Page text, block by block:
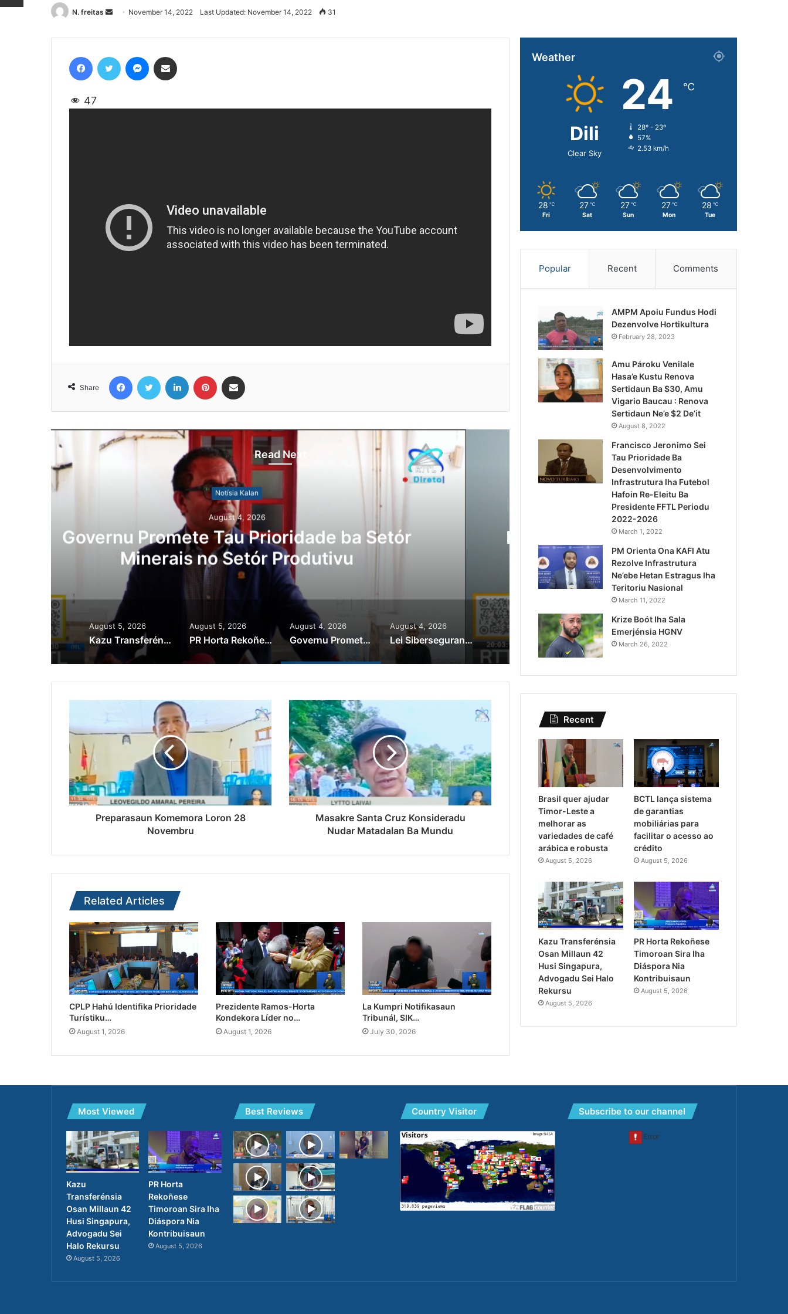
N. freitas
Send
email
November 14, 2022 Last Updated: November 14, 2022 31
47
Share
Read Next
August 4, 2026
Lei Siberseguransa Ajuda Autoridade Polisiál
Kaptura Autór Kriminozu ho Paradeiru Iha
Estranjeiru
Kazu Transferénsia
Singapura, Advogadu
August 5, 2026
Kazu Transferénsia Osan Millaun 42 Husi Singapura, Advogadu Sei Halo Rekursu
August 5, 2026
PR Horta Rekoñese Timoroan Sira Iha Diáspora Nia Kontribuisaun
August 4, 2026
Governu Promete Tau Prioridade ba Setór Minerais no Setór Produtivu
August 4, 2026
Lei Siberseguransa Ajuda Autoridade Polisiál Kaptura Autór Kriminozu ho Paradeiru Iha Estranjeiru
Preparasaun Komemora Loron 28
Novembru
Masakre Santa Cruz Konsideradu
Nudar Matadalan Ba Mundu
Related Articles
CPLP Hahú Identifika Prioridade
Turístiku…
August 1, 2026
Prezidente Ramos-Horta
Kondekora Líder no…
August 1, 2026
La Kumpri Notifikasaun
Tribunál, SIK…
July 30, 2026
Weather
Dili
Clear Sky
24 ℃
28º - 23º
57%
2.53 km/h
28 ℃
Fri
27 ℃
Sat
27 ℃
Sun
27 ℃
Mon
28 ℃
Tue
Popular Recent Comments
AMPM Apoiu Fundus Hodi
Dezenvolve Hortikultura
February 28, 2023
Amu Pároku Venilale
Hasa’e Kustu Renova
Sertidaun Ba $30, Amu
Vigario Baucau : Renova
Sertidaun Ne’e $2 De’it
August 8, 2022
Francisco Jeronimo Sei
Tau Prioridade Ba
Desenvolvimento
Infrastrutura Iha Futebol
Hafoin Re-Eleitu Ba
Presidente FFTL Periodu
2022-2026
March 1, 2022
PM Orienta Ona KAFI Atu
Rezolve Infrastrutura
Ne’ebe Hetan Estragus Iha
Teritoriu Nasional
March 11, 2022
Krize Boót Iha Sala
Emerjénsia HGNV
March 26, 2022
Recent
Brasil quer ajudar
Timor-Leste a
melhorar as
variedades de café
arábica e robusta
August 5, 2026
BCTL lança sistema
de garantias
mobiliárias para
facilitar o acesso ao
crédito
August 5, 2026
Kazu Transferénsia
Osan Millaun 42
Husi Singapura,
Advogadu Sei Halo
Rekursu
August 5, 2026
PR Horta Rekoñese
Timoroan Sira Iha
Diáspora Nia
Kontribuisaun
August 5, 2026
Most Viewed
Kazu
Transferénsia
Osan Millaun 42
Husi Singapura,
Advogadu Sei
Halo Rekursu
August 5, 2026
PR Horta
Rekoñese
Timoroan Sira Iha
Diáspora Nia
Kontribuisaun
August 5, 2026
Best Reviews Country Visitor Subscribe to our channel